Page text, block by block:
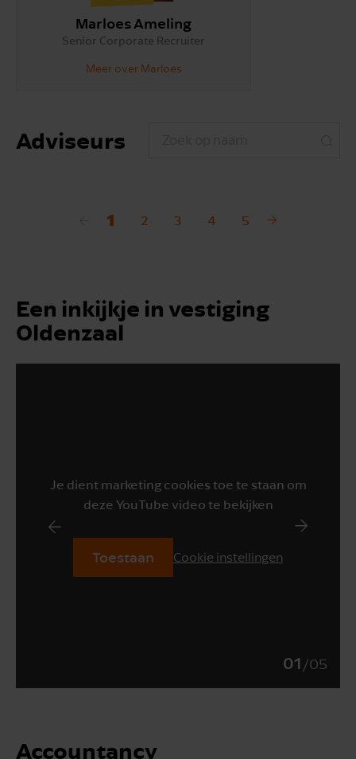
Marloes Ameling
Senior Corporate Recruiter
Meer over Marloes
Adviseurs
1 2 3 4 5
Een inkijkje in vestiging
Oldenzaal
Je dient marketing cookies toe te staan om
deze YouTube video te bekijken
Toestaan Cookie instellingen
01 /05
Accountancy